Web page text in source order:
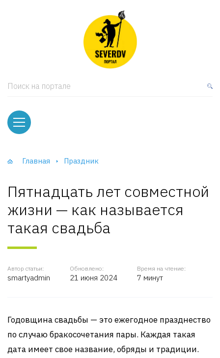
Поиск на портале
Главная Праздник
Пятнадцать лет совместной
жизни — как называется
такая свадьба
Автор статьи:
smartyadmin
Обновлено:
21 июня 2024
Время на чтение:
7 минут
Годовщина свадьбы — это ежегодное празднество
по случаю бракосочетания пары. Каждая такая
дата имеет свое название, обряды и традиции.
и тумбы